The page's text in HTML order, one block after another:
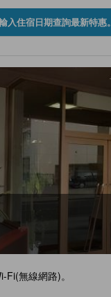
入住宿日期查詢最新特惠。
無線網路)。